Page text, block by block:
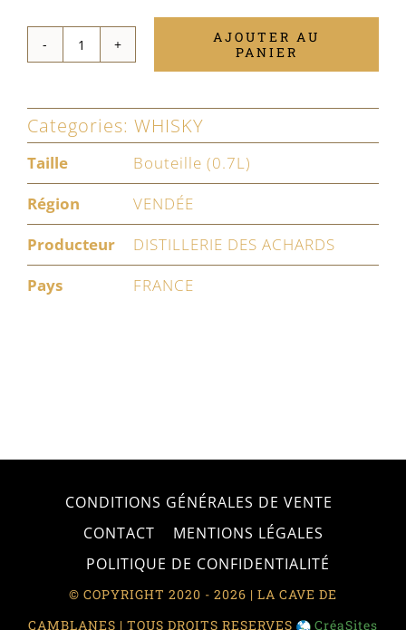
quantité
Nicartrie
Cask
Finished
AJOUTER AU
PANIER
Categories: WHISKY
Taille
Bouteille (0.7L)
Région
VENDÉE
Producteur
DISTILLERIE DES ACHARDS
Pays
FRANCE
CONDITIONS GÉNÉRALES DE VENTE
CONTACT
MENTIONS LÉGALES
POLITIQUE DE CONFIDENTIALITÉ
© COPYRIGHT 2020 - 2026 | LA CAVE DE
CAMBLANES | TOUS DROITS RESERVES
CréaSites